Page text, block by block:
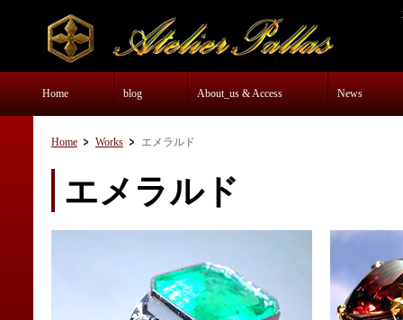
Home blog About_us & Access News
Home Works エメラルド
エメラルド